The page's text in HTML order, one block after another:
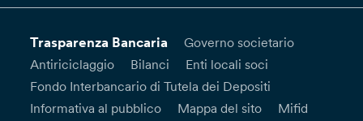
Trasparenza Bancaria
Governo societario
Antiriciclaggio
Bilanci
Enti locali soci
Fondo Interbancario di Tutela dei Depositi
Informativa al pubblico
Mappa del sito
Mifid